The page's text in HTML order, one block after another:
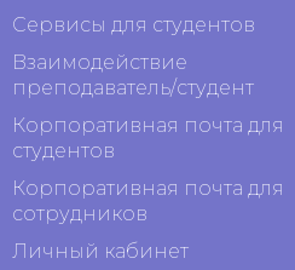
Сервисы для студентов
Взаимодействие
преподаватель/студент
Корпоративная почта для
студентов
Корпоративная почта для
сотрудников
Личный кабинет